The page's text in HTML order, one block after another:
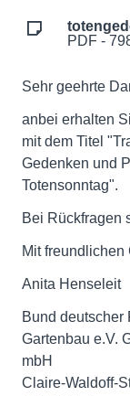
PDF -
Sehr geehrte
anbei erhalten
mit dem Titel
Gedenken und
Totensonntag".
Bei Rückfragen
Mit freundlichen
Anita Henseleit
Bund deutscher
Gartenbau e.V.
mbH
Claire-Waldoff-